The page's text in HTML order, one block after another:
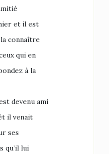
et il est
connaître
qui en
à la
devenu ami
il venait
ses
qu’il lui